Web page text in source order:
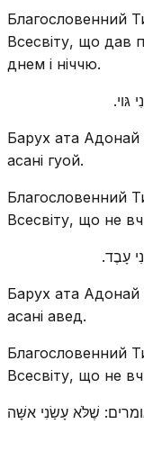
Благословенний
Всесвіту, що дав
днем і ніччю.
גּוי.
Барух ата
асані гуой.
Благословенний
Всесвіту, що не
עָבֶד.
Барух ата
асані авед.
Благословенний
Всесвіту, що не
שֶׁלֹּא עָשַׂנִי אשָּׁה